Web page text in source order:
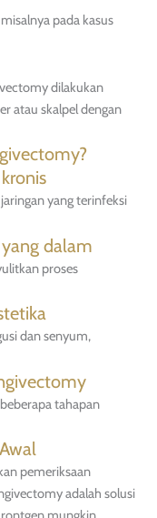
pada kasus
dilakukan
atau skalpel dengan
yang terinfeksi
dalam
proses
dan senyum,
tahapan
pemeriksaan
adalah solusi